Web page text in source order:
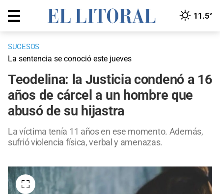
11.5°
SUCESOS
La sentencia se conoció este jueves
Teodelina: la Justicia condenó a 16
años de cárcel a un hombre que
abusó de su hijastra
La víctima tenía 11 años en ese momento. Además,
sufrió violencia física, verbal y amenazas.